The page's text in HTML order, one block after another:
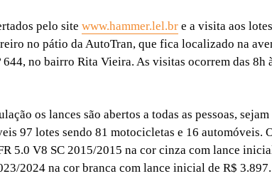
pelo site www.hammer.lel.br e a visita aos
no pátio da AutoTran, que fica localizado na
644, no bairro Rita Vieira. As visitas ocorrem das 8h
os lances são abertos a todas as pessoas,
97 lotes sendo 81 motocicletas e 16 automóveis.
5.0 V8 SC 2015/2015 na cor cinza com lance
2024 na cor branca com lance inicial de R$ 3.897.